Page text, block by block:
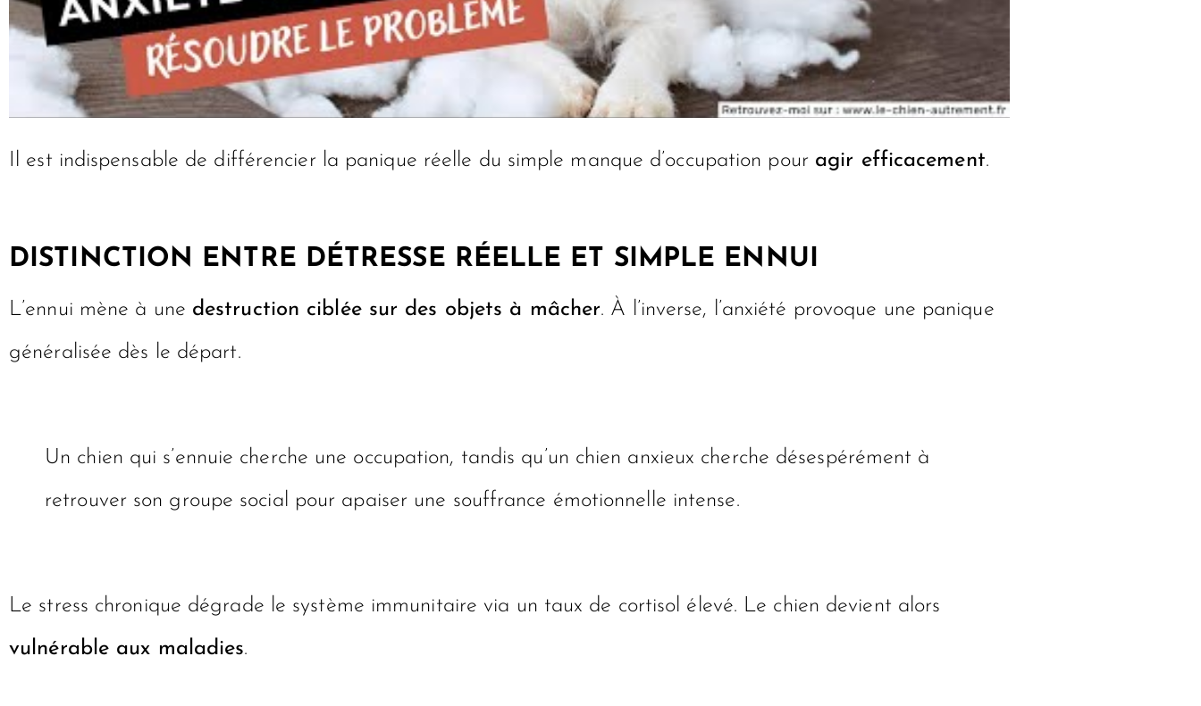
Il est indispensable de différencier la panique réelle du simple manque d’occupation pour agir efficacement.
DISTINCTION ENTRE DÉTRESSE RÉELLE ET SIMPLE ENNUI
L’ennui mène à une destruction ciblée sur des objets à mâcher. À l’inverse, l’anxiété provoque une panique
généralisée dès le départ.
Un chien qui s’ennuie cherche une occupation, tandis qu’un chien anxieux cherche désespérément à
retrouver son groupe social pour apaiser une souffrance émotionnelle intense.
Le stress chronique dégrade le système immunitaire via un taux de cortisol élevé. Le chien devient alors
vulnérable aux maladies.